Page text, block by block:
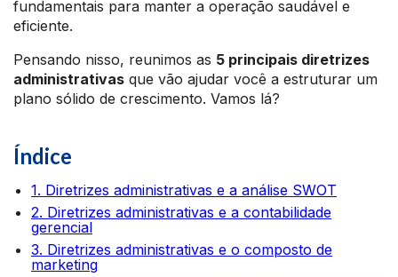
fundamentais para manter a operação saudável e
eficiente.
Pensando nisso, reunimos as 5 principais diretrizes
administrativas que vão ajudar você a estruturar um
plano sólido de crescimento. Vamos lá?
Índice
1. Diretrizes administrativas e a análise SWOT
2. Diretrizes administrativas e a contabilidade
gerencial
3. Diretrizes administrativas e o composto de
marketing